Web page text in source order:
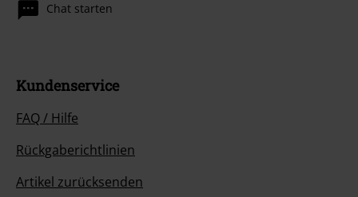
Chat starten
Kundenservice
FAQ / Hilfe
Rückgaberichtlinien
Artikel zurücksenden